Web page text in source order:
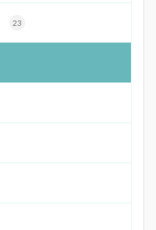
23